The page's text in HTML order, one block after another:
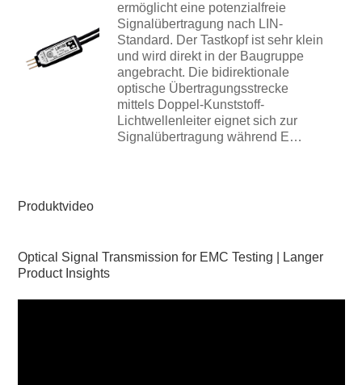
ermöglicht eine potenzialfreie
Signalübertragung nach LIN-
Standard. Der Tastkopf ist sehr klein
und wird direkt in der Baugruppe
angebracht. Die bidirektionale
optische Übertragungsstrecke
mittels Doppel-Kunststoff-
Lichtwellenleiter eignet sich zur
Signalübertragung während E…
Produktvideo
Optical Signal Transmission for EMC Testing | Langer
Product Insights